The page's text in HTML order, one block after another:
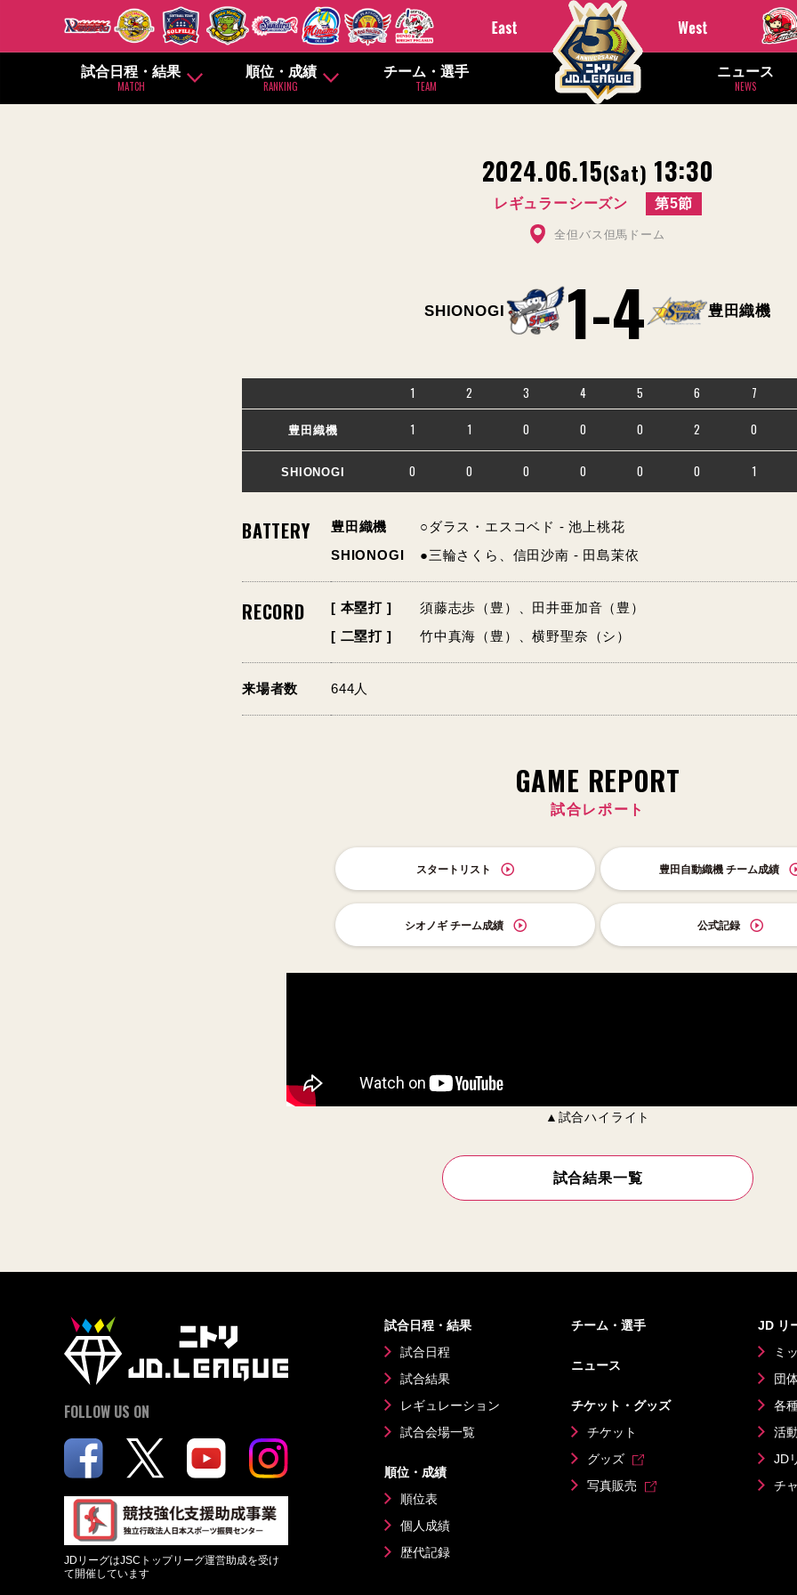
試合日程・結果
MATCH
順位・成績
RANKING
チーム・選手
TEAM
ニュース
NEWS
2024.06.15(Sat) 13:30
レギュラーシーズン 第5節
全但バス但馬ドーム
SHIONOGI 1-4 豊田織機
1 2 3 4 5 6 7
豊田織機 1 1 0 0 0 2 0
SHIONOGI 0 0 0 0 0 0 1
BATTERY 豊田織機
○ダラス・エスコベド - 池上桃花
SHIONOGI
●三輪さくら、信田沙南 - 田島茉依
RECORD [ 本塁打 ]
須藤志歩（豊）、田井亜加音（豊）
[ 二塁打 ]
竹中真海（豊）、横野聖奈（シ）
来場者数 644人
GAME REPORT
試合レポート
スタートリスト 豊田自動織機 チーム成績
シオノギ チーム成績 公式記録
▲試合ハイライト
試合結果一覧
試合日程・結果
試合日程
試合結果
レギュレーション
試合会場一覧
順位・成績
順位表
個人成績
歴代記録
チーム・選手
ニュース
チケット・グッズ
チケット
グッズ
写真販売
JD リ
ミ
団
各
活
JD
チ
FOLLOW US ON
JDリーグはJSCトップリーグ運営助成を受け
て開催しています